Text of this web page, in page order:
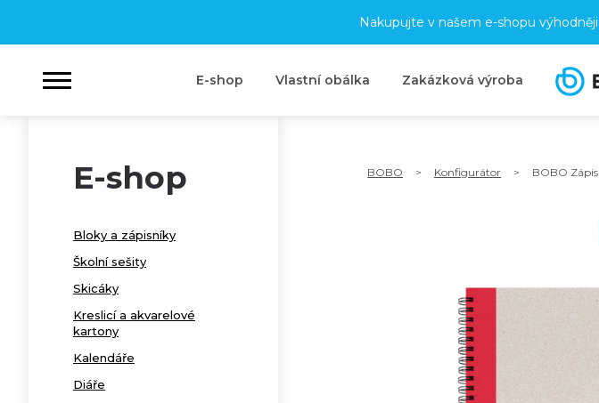
Nakupujte v našem e-shopu výhodněji.
E-shop Vlastní obálka Zakázková výroba
E-shop
Bloky a zápisníky
Školní sešity
Skicáky
Kreslicí a akvarelové
kartony
Kalendáře
Diáře
BOBO > Konfigurátor > BOBO